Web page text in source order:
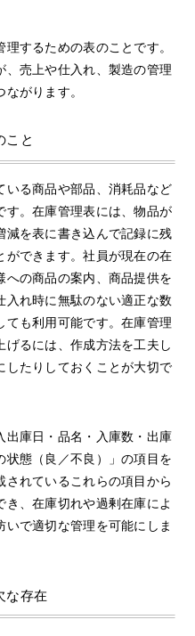
するための表のことです。
、売上や仕入れ、製造の管理
がります。
こと
いる商品や部品、消耗品など
す。在庫管理表には、物品が
減を表に書き込んで記録に残
ができます。社員が現在の在
への商品の案内、商品提供を
入れ時に無駄のない適正な数
ても利用可能です。在庫管理
るには、作成方法を工夫し
したりしておくことが大切で
出庫日・品名・入庫数・出庫
状態（良／不良）」の項目を
れているこれらの項目から
、在庫切れや過剰在庫によ
で適切な管理を可能にしま
な存在